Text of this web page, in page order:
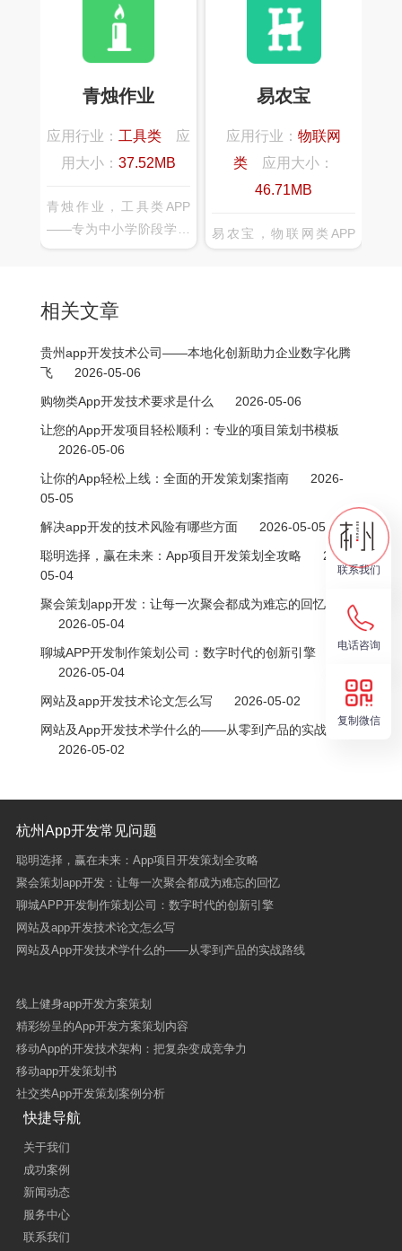
着-个不可或缺的重要角
色，博比物联智慧家居为
用户提供全方位的智能家
部分智能设备而，实现了
各种智能设备的互联、互
通、互动，给您全新的智
能家庭互联体验。
度的作文比赛。作文主题
和素材内容由班级老师进
行整理，不同于市面上以
的产品，真实契合实际的
个良好的写作氛围中。
青烛作业
应用行业： 工具类应
用大小： 37.52MB
青烛作业，工具类APP
——专为中小学阶段学生
提供作业与学习练习的产
情况、知识点同步练习和
析和个性化推荐，帮你查
简单、省时省力、功能强
大、有效提高学习成绩。
易农宝
应用行业：物联网
类 应用大小：
46.71MB
易农宝，物联网类APP
动态
相关文章
贵州app开发技术公司——本地化创新助力企业数字化腾
飞
2026-05-06
购物类App开发技术要求是什么
2026-05-06
让您的App开发项目轻松顺利：专业的项目策划书模板
2026-05-06
让你的App轻松上线：全面的开发策划案指南
2026-
05-05
解决app开发的技术风险有哪些方面
2026-05-05
聪明选择，赢在未来：App项目开发策划全攻略
2026-
05-04
聚会策划app开发：让每一次聚会都成为难忘的回忆
2026-05-04
聊城APP开发制作策划公司：数字时代的创新引擎
2026-05-04
网站及app开发技术论文怎么写
2026-05-02
网站及App开发技术学什么的——从零到产品的实战路线
2026-05-02
杭州App开发常见问题
聪明选择，赢在未来：App项目开发策划全攻略
聚会策划app开发：让每一次聚会都成为难忘的回忆
聊城APP开发制作策划公司：数字时代的创新引擎
网站及app开发技术论文怎么写
网站及App开发技术学什么的——从零到产品的实战路线
线上健身app开发方案策划
精彩纷呈的App开发方案策划内容
移动App的开发技术架构：把复杂变成竞争力
移动app开发策划书
社交类App开发策划案例分析
快捷导航
关于我们
成功案例
新闻动态
服务中心
联系我们
联系我们
电话咨询
复制微信